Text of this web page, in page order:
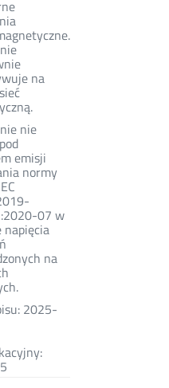
na
nie
emisji
normy
07 w
napięcia
na
2025-